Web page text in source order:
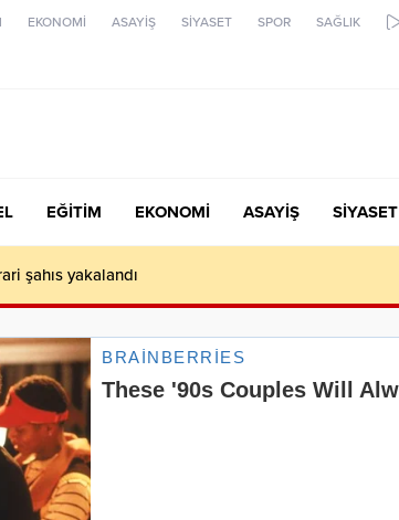
EKONOMİ ASAYİŞ SİYASET SPOR SAĞLIK
EĞİTİM EKONOMİ ASAYİŞ SİYASET
şahıs yakalandı